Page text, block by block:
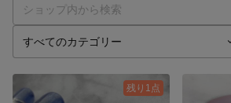
残り1点